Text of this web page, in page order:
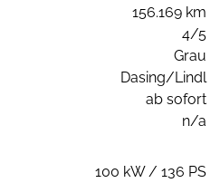
156.169 km
4/5
Grau
Dasing/Lindl
ab sofort
n/a
100 kW / 136 PS